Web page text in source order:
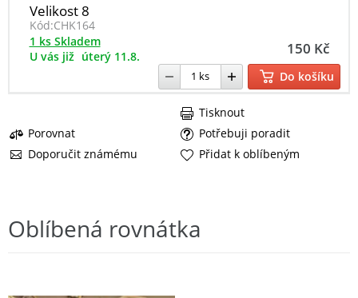
Velikost 8
Kód:CHK164
150 Kč
1 ks Skladem
U vás již úterý 11.8.
Do košíku
Porovnat
Potřebuji poradit
Doporučit známému
Tisknout
Přidat k oblíbeným
Oblíbená rovnátka